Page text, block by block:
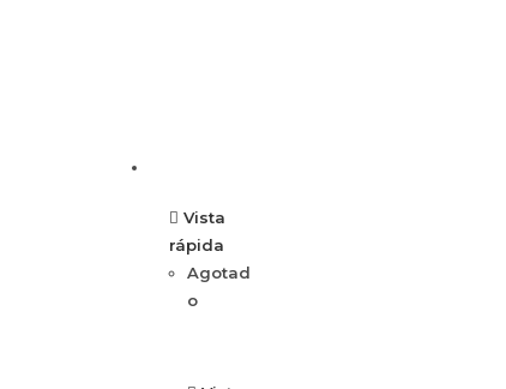
Vista
rápida
Agotad
o